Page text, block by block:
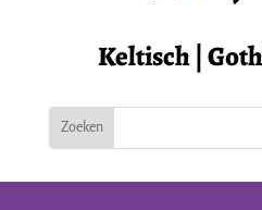
Keltisch |